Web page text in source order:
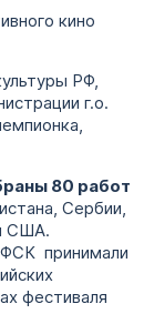
кино
РФ,
г.о.
80 работ
Сербии,
США.
принимали
фестиваля